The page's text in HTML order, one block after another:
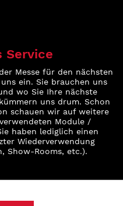
Service
Messe für den nächsten
ein. Sie brauchen uns
wo Sie Ihre nächste
uns drum. Schon
schauen wir auf weitere
Module /
haben lediglich einen
Wiederverwendung
Show-Rooms, etc.).